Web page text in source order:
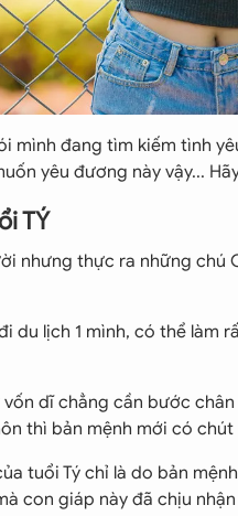
mình đang tìm kiếm tình
yêu đương này vậy...
TÝ
nhưng thực ra những chú
du lịch 1 mình, có thể làm
dĩ chẳng cần bước
thì bản mệnh mới có
tuổi Tý chỉ là do bản
con giáp này đã chịu nhận